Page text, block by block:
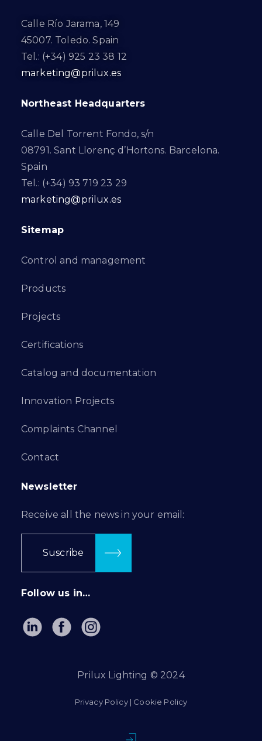
Calle Río Jarama, 149
45007. Toledo. Spain
Tel.: (+34) 925 23 38 12
marketing@prilux.es
Northeast Headquarters
Calle Del Torrent Fondo, s/n
08791. Sant Llorenç d’Hortons. Barcelona.
Spain
Tel.: (+34) 93 719 23 29
marketing@prilux.es
Sitemap
Control and management
Products
Projects
Certifications
Catalog and documentation
Innovation Projects
Complaints Channel
Contact
Newsletter
Receive all the news in your email:
Suscribe
Follow us in…
Prilux Lighting © 2024
Privacy Policy| Cookie Policy